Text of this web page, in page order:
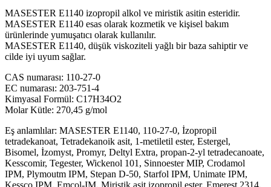
MASESTER E1140 izopropil alkol ve miristik asitin esteridir.
MASESTER E1140 esas olarak kozmetik ve kişisel bakım
ürünlerinde yumuşatıcı olarak kullanılır.
MASESTER E1140, düşük viskoziteli yağlı bir baza sahiptir ve
cilde iyi uyum sağlar.
CAS numarası: 110-27-0
EC numarası: 203-751-4
Kimyasal Formül: C17H34O2
Molar Kütle: 270,45 g/mol
Eş anlamlılar: MASESTER E1140, 110-27-0, İzopropil
tetradekanoat, Tetradekanoik asit, 1-metiletil ester, Estergel,
Bisomel, İzomyst, Promyr, Deltyl Extra, propan-2-yl tetradecanoate,
Kesscomir, Tegester, Wickenol 101, Sinnoester MIP, Crodamol
IPM, Plymoutm IPM, Stepan D-50, Starfol IPM, Unimate IPM,
Kessco IPM, Emcol-IM, Miristik asit izopropil ester, Emerest 2314,